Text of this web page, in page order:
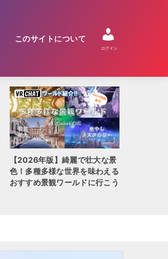
このサイトについて
ログイン
【2026年版】綺麗で壮大な景
色！多種多様な世界を味わえる
おすすめ景観ワールドに行こう